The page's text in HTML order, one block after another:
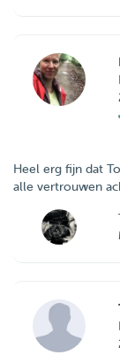
Heel erg fijn dat
alle vertrouwen